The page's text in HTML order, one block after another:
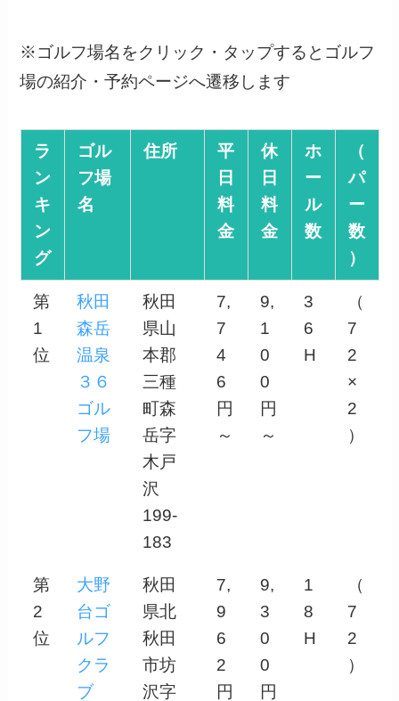
※ゴルフ場名をクリック・タップするとゴルフ
場の紹介・予約ページへ遷移します
ラ
ン
キ
ン
グ
ゴル
フ場
名
住所
平
日
料
金
休
日
料
金
ホ
ー
ル
数
（
パ
ー
数
）
第
1
位
秋田
森岳
温泉
３６
ゴル
フ場
秋田
県山
本郡
三種
町森
岳字
木戸
沢
199-
183
7,
7
4
6
円
～
9,
1
0
0
円
～
3
6
H
（
7
2
×
2
）
第
2
位
大野
台ゴ
ルフ
クラ
ブ
秋田
県北
秋田
市坊
沢字
7,
9
6
2
円
9,
3
0
0
円
1
8
H
（
7
2
）